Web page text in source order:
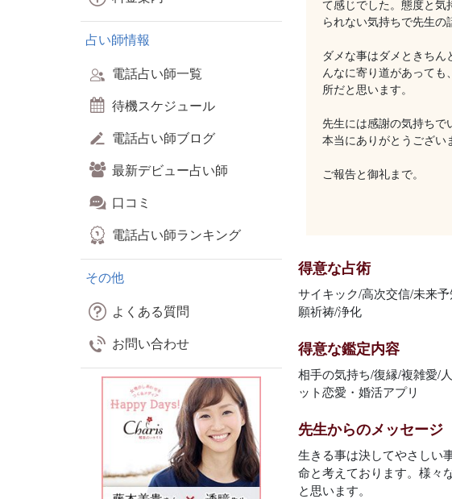
占い師情報
電話占い師一覧
待機スケジュール
電話占い師ブログ
最新デビュー占い師
口コミ
電話占い師ランキング
その他
よくある質問
お問い合わせ
て感じでした。態度と
られない気持ちで先生の
ダメな事はダメときち
んなに寄り道があって
所だと思います。
先生には感謝の気持ちで
本当にありがとうござい
ご報告と御礼まで。
得意な占術
サイキック/高次交信/未来
願祈祷/浄化
得意な鑑定内容
相手の気持ち/復縁/複雑愛/
ット恋愛・婚活アプリ
先生からのメッセージ
生きる事は決してやさしい
命と考えております。様々
と思います。